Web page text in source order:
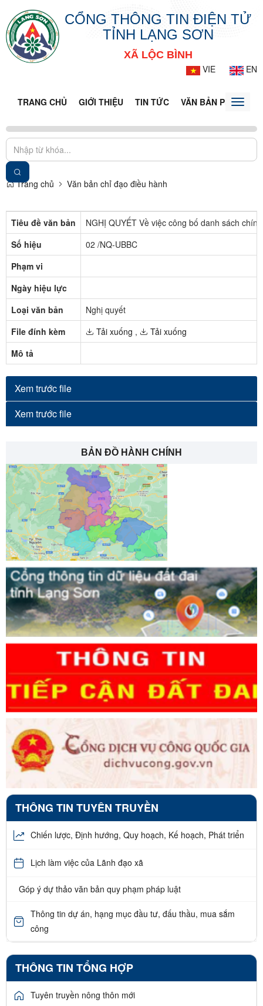
CỔNG THÔNG TIN ĐIỆN TỬ
TỈNH LẠNG SƠN
XÃ LỘC BÌNH
VIE
EN
TRANG CHỦ GIỚI THIỆU TIN TỨC VĂN BẢN PHÁPToggle
Trang chủ Văn bản chỉ đạo điều hành
Tiêu đề văn bản
NGHỊ QUYẾT Về việc công bố danh sách
Số hiệu
02 /NQ-UBBC
Phạm vi
Ngày hiệu lực
Loại văn bản
Nghị quyết
File đính kèm
Tải xuống ,
Tải xuống
Mô tả
Xem trước file
Xem trước file
BẢN ĐỒ HÀNH CHÍNH
THÔNG TIN TUYÊN TRUYỀN
Chiến lược, Định hướng, Quy hoạch, Kế hoạch, Phát triển
Lịch làm việc của Lãnh đạo xã
Góp ý dự thảo văn bản quy phạm pháp luật
Thông tin dự án, hạng mục đầu tư, đấu thầu, mua sắm
công
THÔNG TIN TỔNG HỢP
Tuyên truyền nông thôn mới